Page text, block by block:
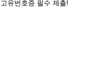
유번호증 필수 제출!